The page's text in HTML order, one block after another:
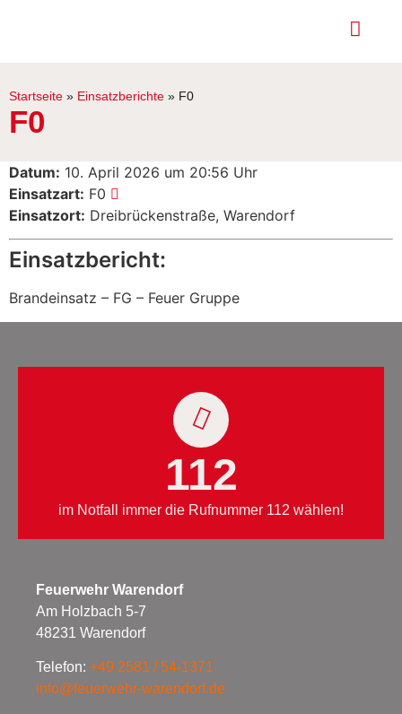
Startseite » Einsatzberichte » F0
F0
Datum: 10. April 2026 um 20:56 Uhr
Einsatzart: F0
Einsatzort: Dreibrückenstraße, Warendorf
Einsatzbericht:
Brandeinsatz – FG – Feuer Gruppe
112
im Notfall immer die Rufnummer 112 wählen!
Feuerwehr Warendorf
Am Holzbach 5-7
48231 Warendorf
Telefon: +49 2581 / 54-1371
info@feuerwehr-warendorf.de